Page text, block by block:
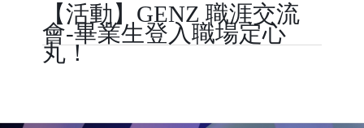
【活動】GENZ 職涯交流
會-畢業生登入職場定心
丸！